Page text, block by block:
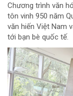
Chương trình văn
tôn vinh 950 năm
văn hiến Việt Nam
tới bạn bè quốc tế.